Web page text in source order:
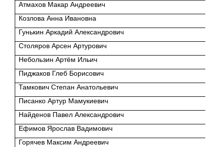
Атмахов Макар Андреевич
Козлова Анна Ивановна
Гунькин Аркадий Александрович
Столяров Арсен Артурович
Небользин Артём Ильич
Пиджаков Глеб Борисович
Тамкович Степан Анатольевич
Писанко Артур Мамукиевич
Найденов Павел Александрович
Ефимов Ярослав Вадимович
Горячев Максим Андреевич